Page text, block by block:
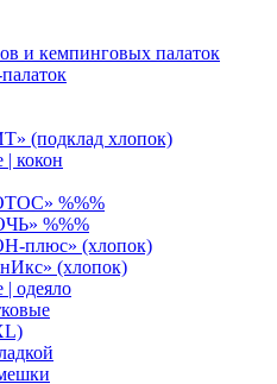
и кемпинговых палаток
(подклад хлопок)
| кокон
%%%
%%%
плюс» (хлопок)
(хлопок)
| одеяло